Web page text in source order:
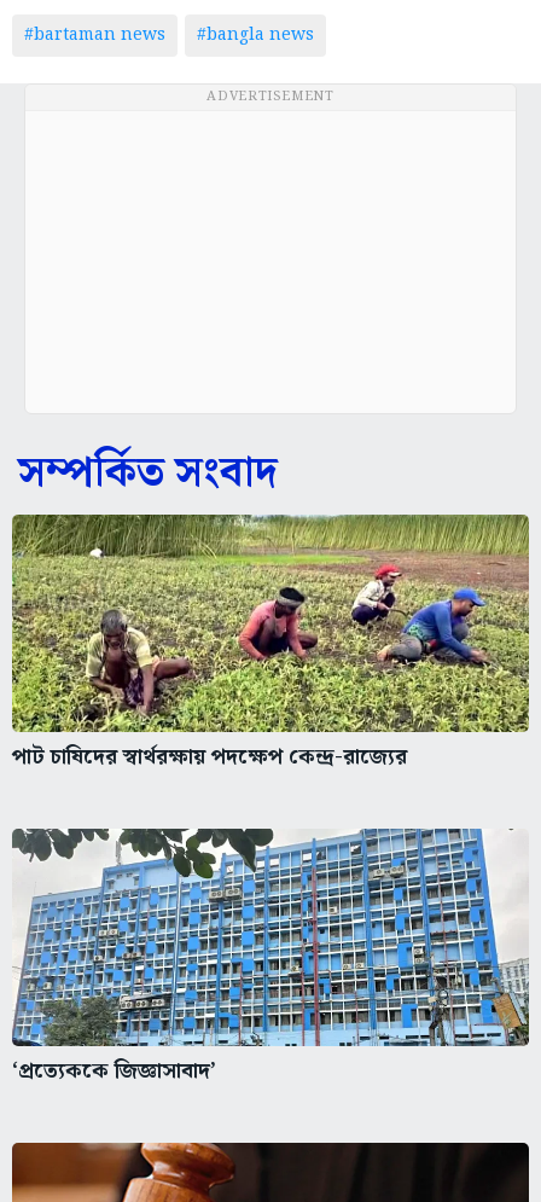
#bartaman news #bangla news
ADVERTISEMENT
সম্পর্কিত সংবাদ
পাট চাষিদের স্বার্থরক্ষায় পদক্ষেপ কেন্দ্র-রাজ্যের
‘প্রত্যেককে জিজ্ঞাসাবাদ’